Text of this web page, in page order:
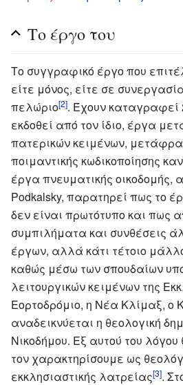
Το έργο του
Το συγγραφικό έργο που
είτε μόνος, είτε σε
πελώριο[2]. Έχουν καταγραφεί
εκδοθεί από τον ίδιο, έργα
πατερικών κειμένων,
ποιμαντικής κωδικοποίησης
έργα πνευματικής οικοδομής,
Podkalsky, παρατηρεί πως το
δεν είναι πρωτότυπο και πως
συμπιλήματα και συνθέσεις
έργων, αλλά κάτι τέτοιο
καθώς μέσω των σπουδαίων
λειτουργικών κειμένων της
Εορτοδρόμιο, η Νέα Κλίμαξ, ο
αναδεικνύεται η θεολογική
Νικοδήμου. Εξ αυτού του
τον χαρακτηρίσουμε ως
εκκλησιαστικής λατρείας[3].